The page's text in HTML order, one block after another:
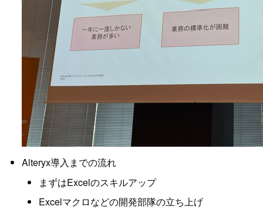
Alteryx導入までの流れ
まずはExcelのスキルアップ
Excelマクロなどの開発部隊の立ち上げ